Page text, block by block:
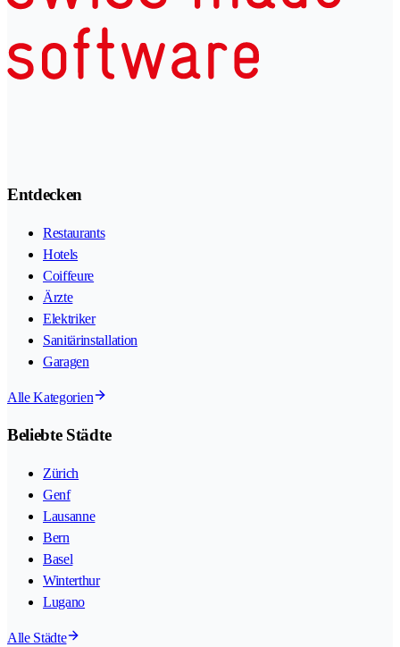
Entdecken
Restaurants
Hotels
Coiffeure
Ärzte
Elektriker
Sanitärinstallation
Garagen
Alle Kategorien
Beliebte Städte
Zürich
Genf
Lausanne
Bern
Basel
Winterthur
Lugano
Alle Städte